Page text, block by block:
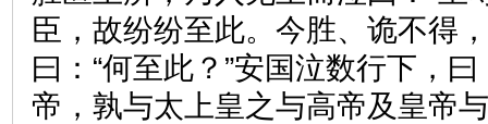
臣，故纷纷至此。今胜、诡不得
曰：“何至此？”安国泣数行下，
帝，孰与太上皇之与高帝及皇帝